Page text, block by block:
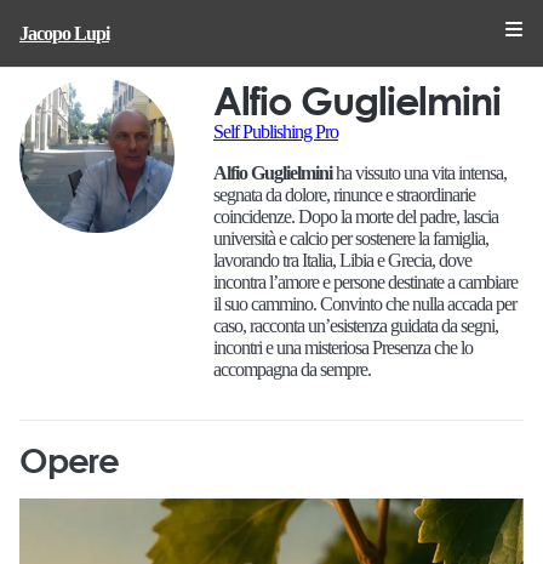
Jacopo Lupi
Alfio Guglielmini
Self Publishing Pro
Alfio Guglielminiha vissuto una vita intensa,
segnata da dolore, rinunce e straordinarie
coincidenze. Dopo la morte del padre, lascia
università e calcio per sostenere la famiglia,
lavorando tra Italia, Libia e Grecia, dove
incontra l’amore e persone destinate a cambiare
il suo cammino. Convinto che nulla accada per
caso, racconta un’esistenza guidata da segni,
incontri e una misteriosa Presenza che lo
accompagna da sempre.
Opere